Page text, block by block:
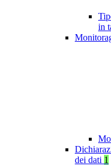
in
dei dati 1